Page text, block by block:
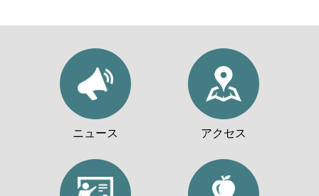
ニュース アクセス